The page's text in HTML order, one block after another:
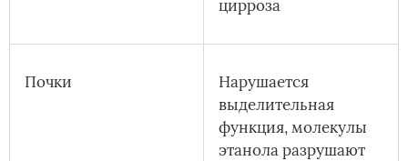
цирроза
Почки
Нарушается
выделительная
функция, молекулы
этанола разрушают